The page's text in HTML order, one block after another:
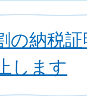
の納税
します